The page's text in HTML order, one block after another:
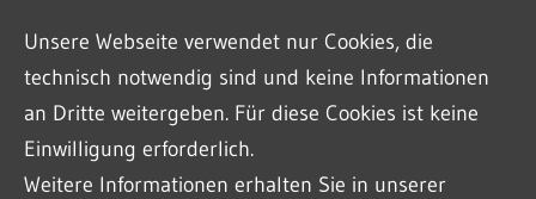
Unsere Webseite verwendet nur Cookies, die
technisch notwendig sind und keine Informationen
an Dritte weitergeben. Für diese Cookies ist keine
Einwilligung erforderlich.
Weitere Informationen erhalten Sie in unserer